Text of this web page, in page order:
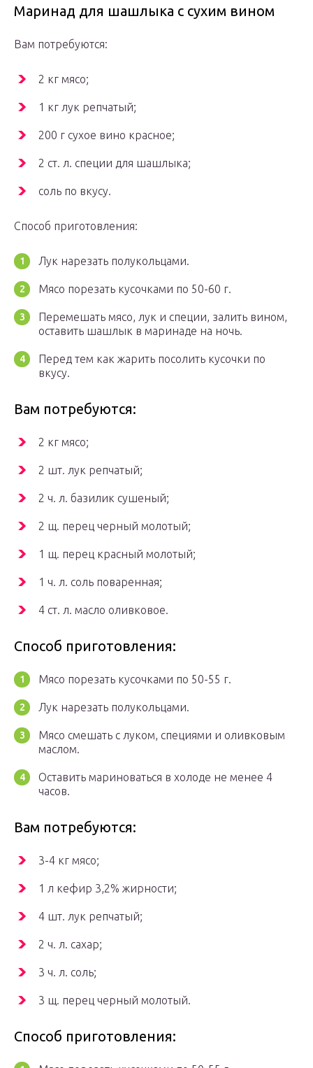
Маринад для шашлыка с сухим вином
Вам потребуются:
2 кг мясо;
1 кг лук репчатый;
200 г сухое вино красное;
2 ст. л. специи для шашлыка;
соль по вкусу.
Способ приготовления:
Лук нарезать полукольцами.
Мясо порезать кусочками по 50-60 г.
Перемешать мясо, лук и специи, залить вином,
оставить шашлык в маринаде на ночь.
Перед тем как жарить посолить кусочки по
вкусу.
Вам потребуются:
2 кг мясо;
2 шт. лук репчатый;
2 ч. л. базилик сушеный;
2 щ. перец черный молотый;
1 щ. перец красный молотый;
1 ч. л. соль поваренная;
4 ст. л. масло оливковое.
Способ приготовления:
Мясо порезать кусочками по 50-55 г.
Лук нарезать полукольцами.
Мясо смешать с луком, специями и оливковым
маслом.
Оставить мариноваться в холоде не менее 4
часов.
Вам потребуются:
3-4 кг мясо;
1 л кефир 3,2% жирности;
4 шт. лук репчатый;
2 ч. л. сахар;
3 ч. л. соль;
3 щ. перец черный молотый.
Способ приготовления: